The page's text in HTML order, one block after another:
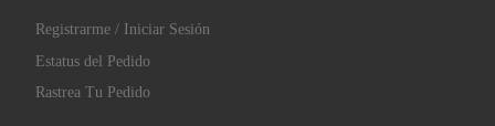
Registrarme / Iniciar Sesión
Estatus del Pedido
Rastrea Tu Pedido